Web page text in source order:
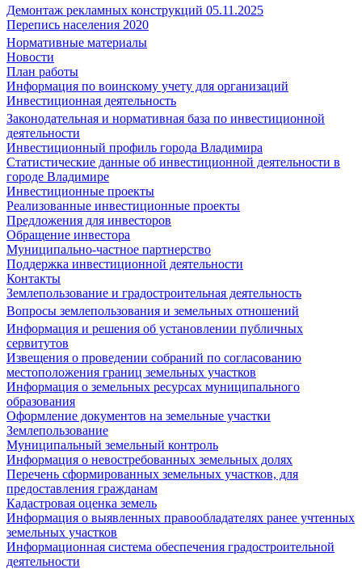
Демонтаж рекламных конструкций 05.11.2025
Перепись населения 2020
Нормативные материалы
Новости
План работы
Информация по воинскому учету для организаций
Инвестиционная деятельность
Законодательная и нормативная база по инвестиционной
деятельности
Инвестиционный профиль города Владимира
Статистические данные об инвестиционной деятельности в
городе Владимире
Инвестиционные проекты
Реализованные инвестиционные проекты
Предложения для инвесторов
Обращение инвестора
Муниципально-частное партнерство
Поддержка инвестиционной деятельности
Контакты
Землепользование и градостроительная деятельность
Вопросы землепользования и земельных отношений
Информация и решения об установлении публичных
сервитутов
Извещения о проведении собраний по согласованию
местоположения границ земельных участков
Информация о земельных ресурсах муниципального
образования
Оформление документов на земельные участки
Землепользование
Муниципальный земельный контроль
Информация о невостребованных земельных долях
Перечень сформированных земельных участков, для
предоставления гражданам
Кадастровая оценка земель
Информация о выявленных правообладателях ранее учтенных
земельных участков
Информационная система обеспечения градостроительной
деятельности